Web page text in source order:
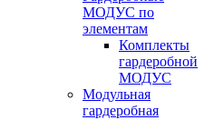
МОДУС по
элементам
Комплекты
гардеробной
МОДУС
Модульная
гардеробная